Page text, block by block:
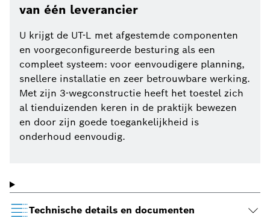
van één leverancier
U krijgt de UT-L met afgestemde componenten
en voorgeconfigureerde besturing als een
compleet systeem: voor eenvoudigere planning,
snellere installatie en zeer betrouwbare werking.
Met zijn 3-wegconstructie heeft het toestel zich
al tienduizenden keren in de praktijk bewezen
en door zijn goede toegankelijkheid is
onderhoud eenvoudig.
Technische details en documenten